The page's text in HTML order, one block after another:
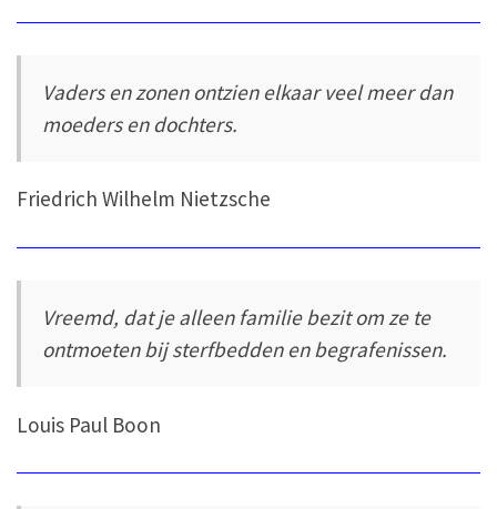
Vaders en zonen ontzien elkaar veel meer dan
moeders en dochters.
Friedrich Wilhelm Nietzsche
Vreemd, dat je alleen familie bezit om ze te
ontmoeten bij sterfbedden en begrafenissen.
Louis Paul Boon